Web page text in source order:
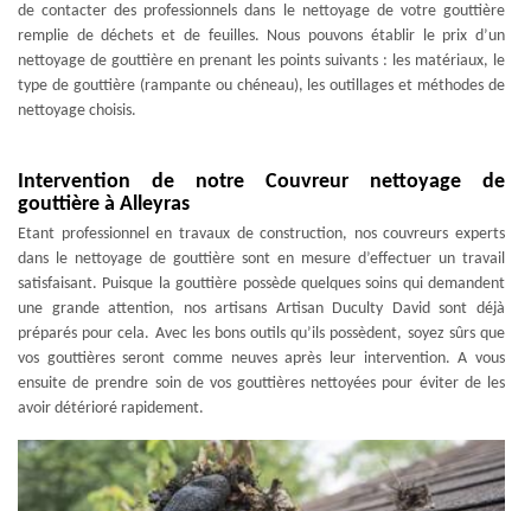
de contacter des professionnels dans le nettoyage de votre gouttière
remplie de déchets et de feuilles. Nous pouvons établir le prix d’un
nettoyage de gouttière en prenant les points suivants : les matériaux, le
type de gouttière (rampante ou chéneau), les outillages et méthodes de
nettoyage choisis.
Intervention de notre Couvreur nettoyage de
gouttière à Alleyras
Etant professionnel en travaux de construction, nos couvreurs experts
dans le nettoyage de gouttière sont en mesure d’effectuer un travail
satisfaisant. Puisque la gouttière possède quelques soins qui demandent
une grande attention, nos artisans Artisan Duculty David sont déjà
préparés pour cela. Avec les bons outils qu’ils possèdent, soyez sûrs que
vos gouttières seront comme neuves après leur intervention. A vous
ensuite de prendre soin de vos gouttières nettoyées pour éviter de les
avoir détérioré rapidement.